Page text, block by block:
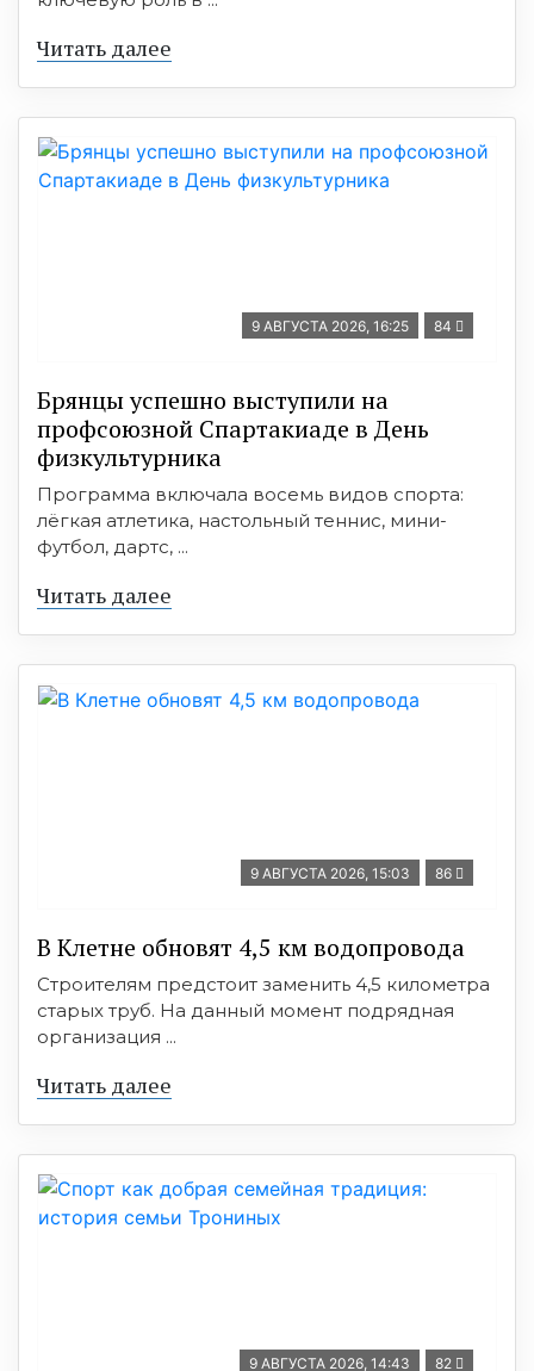
Читать далее
9 АВГУСТА 2026, 16:25 84
Брянцы успешно выступили на
профсоюзной Спартакиаде в День
физкультурника
Программа включала восемь видов спорта:
лёгкая атлетика, настольный теннис, мини-
футбол, дартс, ...
Читать далее
9 АВГУСТА 2026, 15:03 86
В Клетне обновят 4,5 км водопровода
Строителям предстоит заменить 4,5 километра
старых труб. На данный момент подрядная
организация ...
Читать далее
9 АВГУСТА 2026, 14:43 82